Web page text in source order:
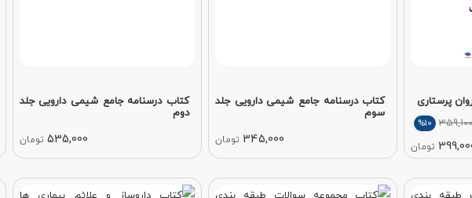
پرستاری
%10
تومان
کتاب درسنامه جامع شیمی دارویی جلد
سوم
345,000 تومان
کتاب درسنامه جامع شیمی دارویی جلد
دوم
535,000 تومان